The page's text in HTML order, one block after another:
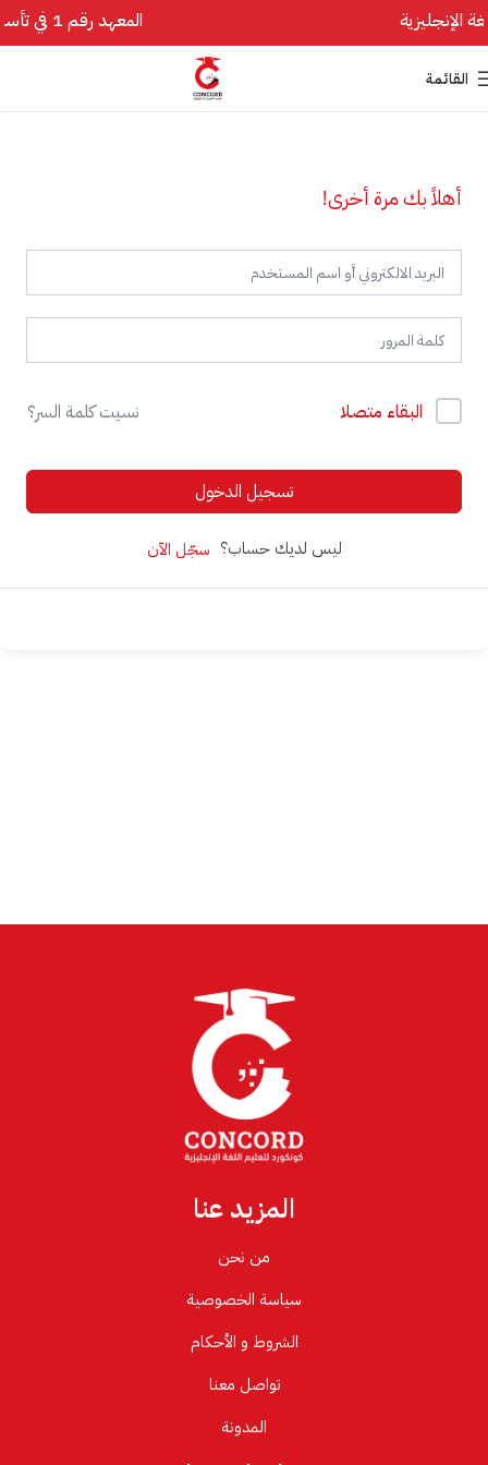
المعهد رقم 1 في تأسيس اللغة الإنجليزية
القائمة
أهلاً بك مرة أخرى!
البقاء متصلا نسيت كلمة السر؟
تسجيل الدخول
ليس لديك حساب؟ سجّل الآن
المزيد عنا
من نحن
سياسة الخصوصية
الشروط و الأحكام
تواصل معنا
المدونة